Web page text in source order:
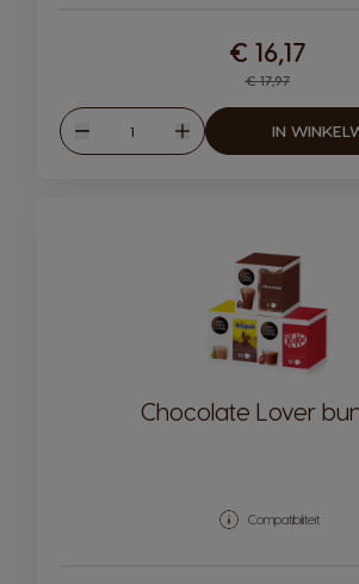
Regular Price
€ 17,97
€ 16,17
Verlagen
Hoeveelheid
Verhogen
IN
Chocolate Lover
Compatibiliteit